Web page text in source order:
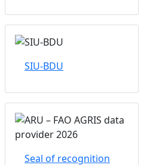
SIU-BDU
Seal of recognition